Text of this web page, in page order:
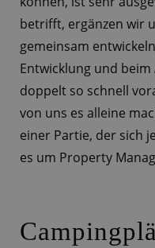
betrifft, ergänzen wir
gemeinsam
Entwicklung und
doppelt so schnell
von uns es alleine
einer Partie, der sich
es um Property